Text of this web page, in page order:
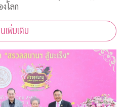
โลก
เพิ่มเติม